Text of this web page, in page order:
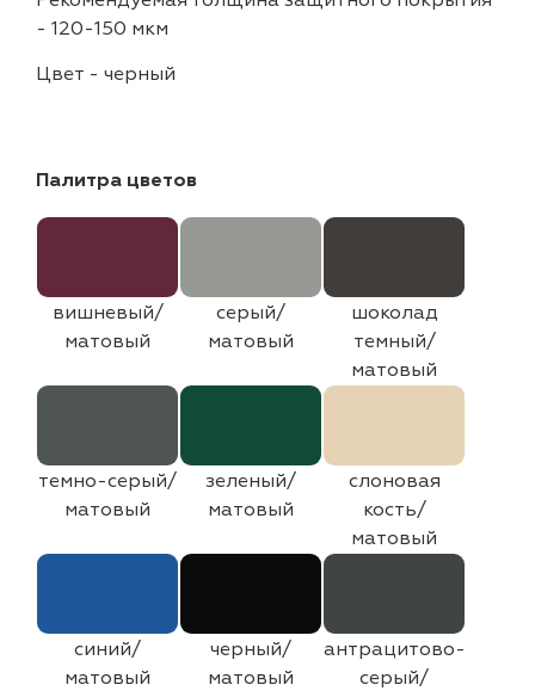
- 120-150 мкм
Цвет - черный
Палитра цветов
вишневый/
матовый
серый/
матовый
шоколад
темный/
матовый
темно-серый/
матовый
зеленый/
матовый
слоновая
кость/
матовый
синий/
матовый
черный/
матовый
антрацитово-
серый/